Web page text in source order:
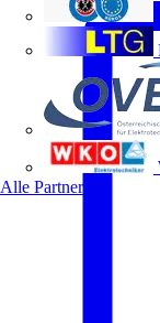
Alle Partner